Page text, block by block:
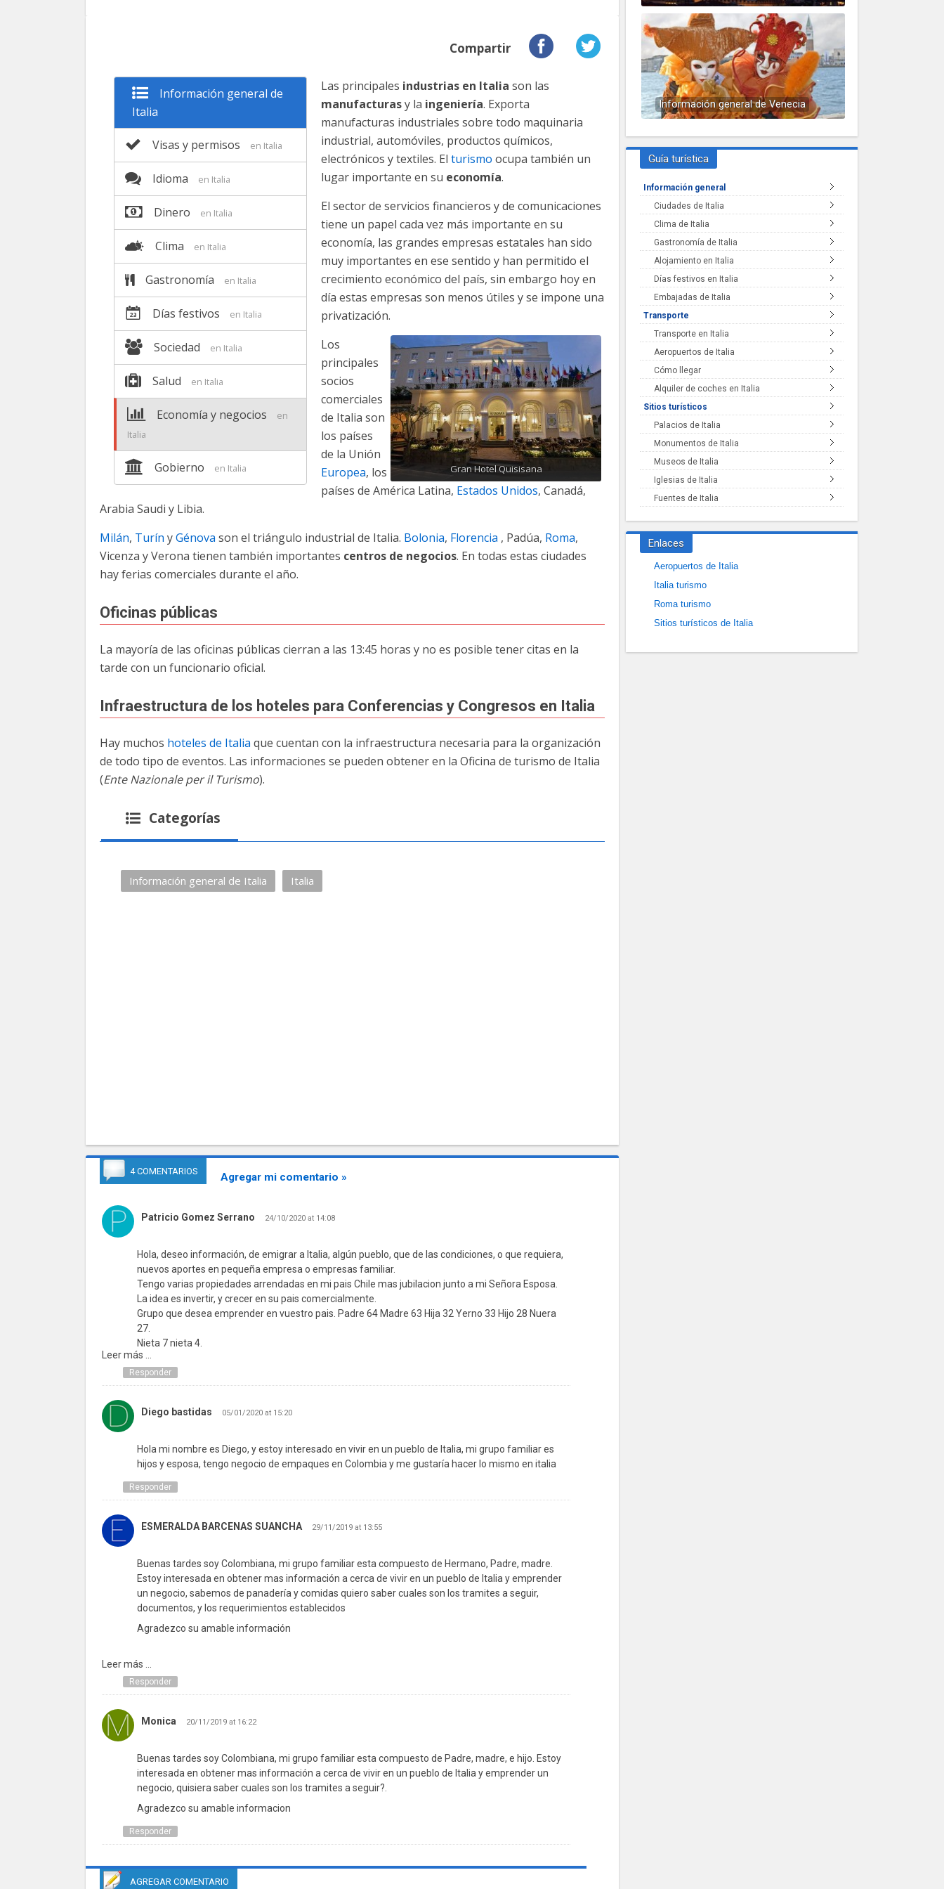
Compartir
Información general de
Italia
Visas y permisos en Italia
Idioma en Italia
Dinero en Italia
Clima en Italia
Gastronomía en Italia
Días festivos en Italia
Sociedad en Italia
Salud en Italia
Economía y negocios
en
Italia
Gobierno en Italia
Las principales industrias en Italia son las
manufacturasy la ingeniería. Exporta
manufacturas industriales sobre todo maquinaria
industrial, automóviles, productos químicos,
electrónicos y textiles. El turismo ocupa también un
lugar importante en su economía.
El sector de servicios financieros y de comunicaciones
tiene un papel cada vez más importante en su
economía, las grandes empresas estatales han sido
muy importantes en ese sentido y han permitido el
crecimiento económico del país, sin embargo hoy en
día estas empresas son menos útiles y se impone una
privatización.
Gran Hotel Quisisana
Los
principales
socios
comerciales
de Italia son
los países
de la Unión
Europea, los
países de América Latina, Estados Unidos, Canadá,
Arabia Saudi y Libia.
Milán, Turín yGénova son el triángulo industrial de Italia. Bolonia, Florencia , Padúa, Roma,
Vicenza y Verona tienen también importantes centros de negocios. En todas estas ciudades
hay ferias comerciales durante el año.
Oficinas públicas
La mayoría de las oficinas públicas cierran a las 13:45 horas y no es posible tener citas en la
tarde con un funcionario oficial.
Infraestructura de los hoteles para Conferencias y Congresos en Italia
Hay muchos hoteles de Italia que cuentan con la infraestructura necesaria para la organización
de todo tipo de eventos. Las informaciones se pueden obtener en la Oficina de turismo de Italia
(Ente Nazionale per il Turismo).
Categorías
Información general de Italia Italia
4 COMENTARIOS Agregar mi comentario »
Patricio Gomez Serrano 24/10/2020 at 14:08
Hola, deseo información, de emigrar a Italia, algún pueblo, que de las condiciones, o que requiera,
nuevos aportes en pequeña empresa o empresas familiar.
Tengo varias propiedades arrendadas en mi pais Chile mas jubilacion junto a mi Señora Esposa.
La idea es invertir, y crecer en su pais comercialmente.
Grupo que desea emprender en vuestro pais. Padre 64 Madre 63 Hija 32 Yerno 33 Hijo 28 Nuera
27.
Nieta 7 nieta 4.
Contamos con respaldo económico como para realizar y aportar trabajos y emprendimientos en
Italia.
Espero su respuesta.
Leer más ...
Responder
Diego bastidas 05/01/2020 at 15:20
Hola mi nombre es Diego, y estoy interesado en vivir en un pueblo de Italia, mi grupo familiar es
hijos y esposa, tengo negocio de empaques en Colombia y me gustaría hacer lo mismo en italia
Responder
ESMERALDA BARCENAS SUANCHA 29/11/2019 at 13:55
Buenas tardes soy Colombiana, mi grupo familiar esta compuesto de Hermano, Padre, madre.
Estoy interesada en obtener mas información a cerca de vivir en un pueblo de Italia y emprender
un negocio, sabemos de panadería y comidas quiero saber cuales son los tramites a seguir,
documentos, y los requerimientos establecidos
Agradezco su amable información
Leer más ...
Responder
Monica 20/11/2019 at 16:22
Buenas tardes soy Colombiana, mi grupo familiar esta compuesto de Padre, madre, e hijo. Estoy
interesada en obtener mas información a cerca de vivir en un pueblo de Italia y emprender un
negocio, quisiera saber cuales son los tramites a seguir?.
Agradezco su amable informacion
Responder
AGREGAR COMENTARIO
Información general de Venecia
Guía turística
Información general
Ciudades de Italia
Clima de Italia
Gastronomía de Italia
Alojamiento en Italia
Días festivos en Italia
Embajadas de Italia
Transporte
Transporte en Italia
Aeropuertos de Italia
Cómo llegar
Alquiler de coches en Italia
Sitios turísticos
Palacios de Italia
Monumentos de Italia
Museos de Italia
Iglesias de Italia
Fuentes de Italia
Enlaces
Aeropuertos de Italia
Italia turismo
Roma turismo
Sitios turísticos de Italia